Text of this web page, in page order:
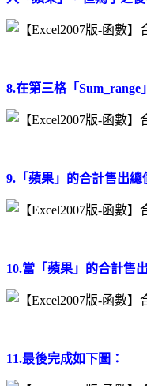
8.在第三格「
9.「蘋果」的合計售出
10.當「蘋果」的合計售
11.最後完成如下圖：